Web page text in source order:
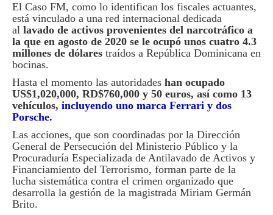
El Caso FM, como lo identifican los fiscales actuantes,
está vinculado a una red internacional dedicada
al lavado de activos provenientes del narcotráfico a
la que en agosto de 2020 se le ocupó unos cuatro 4.3
millones de dólares traídos a República Dominicana en
bocinas.
Hasta el momento las autoridades han ocupado
US$1,020,000, RD$760,000 y 50 euros, así como 13
vehículos, incluyendo uno marca Ferrari y dos
Porsche.
Las acciones, que son coordinadas por la Dirección
General de Persecución del Ministerio Público y la
Procuraduría Especializada de Antilavado de Activos y
Financiamiento del Terrorismo, forman parte de la
lucha sistemática contra el crimen organizado que
desarrolla la gestión de la magistrada Miriam Germán
Brito.